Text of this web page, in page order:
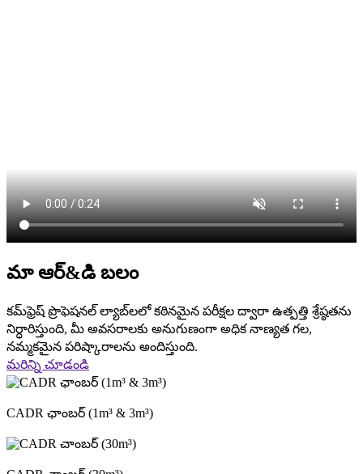
మా ఆర్&డి బలం
కమ్‌ఫ్రెష్ ప్రొఫెషనల్ ల్యాబ్‌లలో కఠినమైన పరీక్షల ద్వారా ఉత్పత్తి శ్రేష్ఠతను
నిర్ధారిస్తుంది, మీ అవసరాలకు అనుగుణంగా అధిక నాణ్యత గల,
నమ్మకమైన పరిష్కారాలను అందిస్తుంది.
మరిన్ని చూడండి
CADR ఛాంబర్ (1m³ & 3m³)